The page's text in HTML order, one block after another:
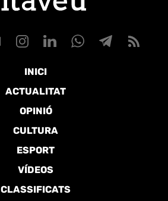
INICI
ACTUALITAT
OPINIÓ
CULTURA
ESPORT
VÍDEOS
CLASSIFICATS